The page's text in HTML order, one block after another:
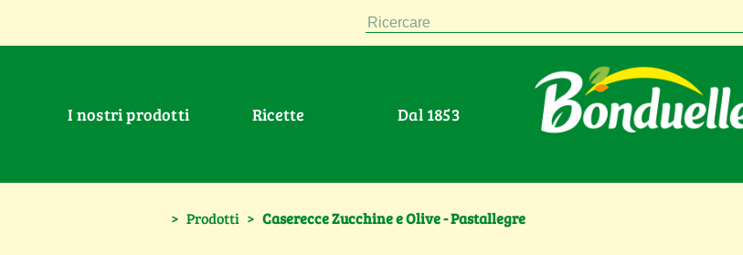
Ricercare
I nostri prodotti Ricette Dal 1853
> Prodotti > Caserecce Zucchine e Olive - Pastallegre